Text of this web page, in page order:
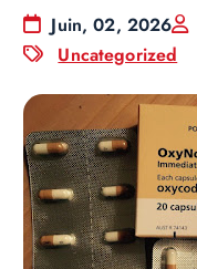
Juin, 02, 2026
Uncategorized